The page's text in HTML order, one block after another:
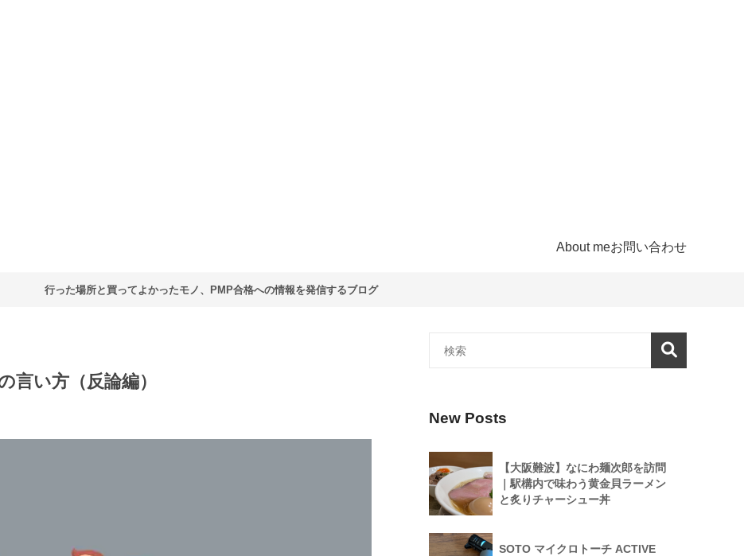
About meお問い合わせ
行った場所と買ってよかったモノ、PMP合格への情報を発信するブログ
言い方（反論編）
New Posts
【大阪難波】なにわ麺次郎を訪問
｜駅構内で味わう黄金貝ラーメン
と炙りチャーシュー丼
SOTO マイクロトーチ ACTIVE